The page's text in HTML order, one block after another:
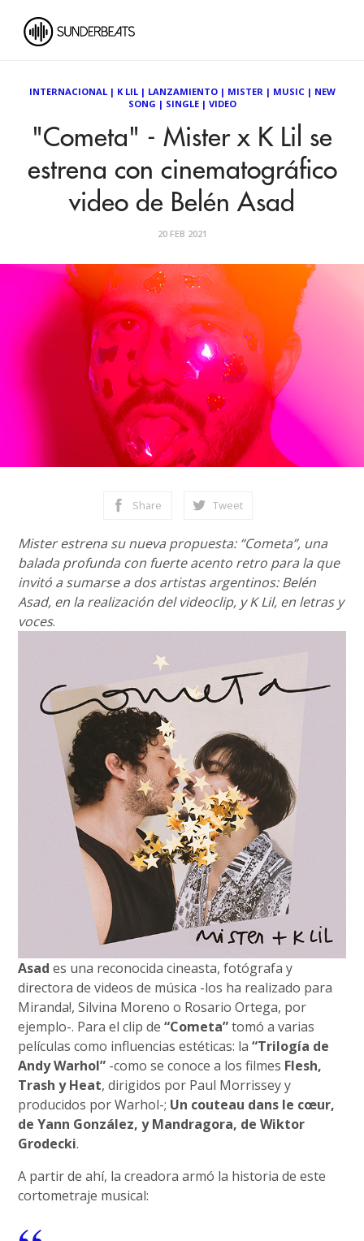
INTERNACIONAL| K LIL| LANZAMIENTO| MISTER| MUSIC| NEW
SONG | SINGLE| VIDEO
"Cometa" - Mister x K Lil se
estrena con cinematográfico
video de Belén Asad
20 FEB 2021
Share Tweet
Mister estrena su nueva propuesta: “Cometa”, una
balada profunda con fuerte acento retro para la que
invitó a sumarse a dos artistas argentinos: Belén
Asad, en la realización del videoclip, y K Lil, en letras y
voces.
Asad es una reconocida cineasta, fotógrafa y
directora de videos de música -los ha realizado para
Miranda!, Silvina Moreno o Rosario Ortega, por
ejemplo-. Para el clip de“Cometa”tomó a varias
películas como influencias estéticas: la“Trilogía de
Andy Warhol” -como se conoce a los filmes Flesh,
Trash y Heat, dirigidos por Paul Morrissey y
producidos por Warhol-; Un couteau dans le cœur,
de Yann González, y Mandragora, de Wiktor
Grodecki.
A partir de ahí, la creadora armó la historia de este
cortometraje musical: